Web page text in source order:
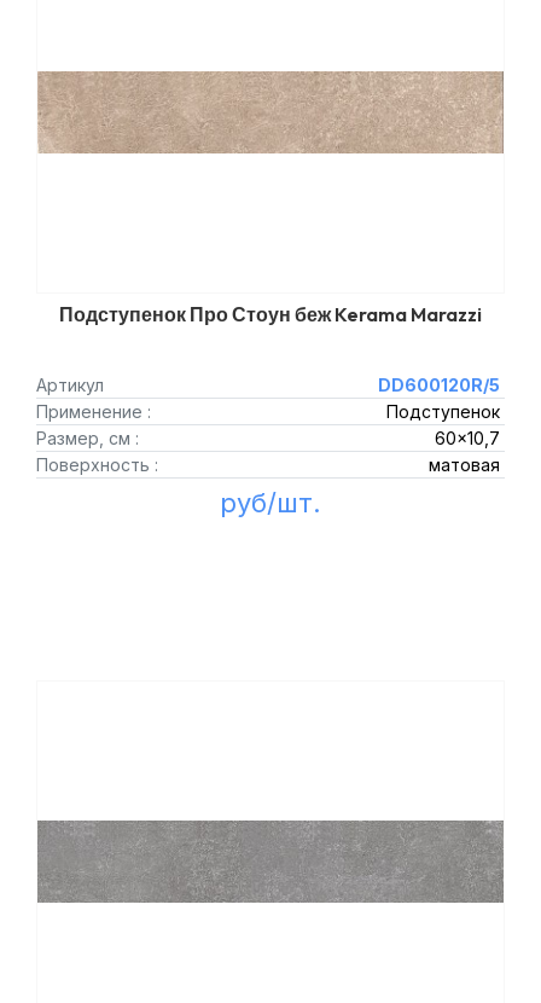
Подступенок Про Стоун беж Kerama Marazzi
Артикул
DD600120R/5
Применение :
Подступенок
Размер, см :
60x10,7
Поверхность :
матовая
руб/шт.